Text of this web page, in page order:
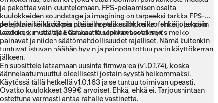
ja pakottaa vain kuuntelemaan. FPS-pelaamisen osalta
kuulokkeiden soundstage ja imagining on tarpeeksi tarkka FPS-
peleihin eikä häviä perinteiselle pelikuulokkeille - ehkä jopa päin
vastoin, kun säätää EQ:n kautta sopivan asetuksen.
Jos jotain heikkouksia pitäisi nostaa esille, mikrofoni ei ole kovin
laadukas, mutta ajaa asiansa. Kuulokkeet ovat myös melko
painavat ja niiden säätömahdollisuudet rajalliset. Nämä kuitenkin
tuntuvat istuvan päähän hyvin ja painoon tottuu parin käyttökerran
jälkeen.
En suosittele lataamaan uusinta firmwarea (v1.0.1.74), koska
äännelaatu muuttui oleellisesti jostain syystä heikommaksi.
Käytössä tällä hetkellä v1.0.1.63 ja se tuntuu toimivan upeasti.
Ovatko kuulokkeet 399€ arvoiset. Ehkä, ehkä ei. Tarjoushintaan
ostettuna varmasti antaa rahalle vastinetta.